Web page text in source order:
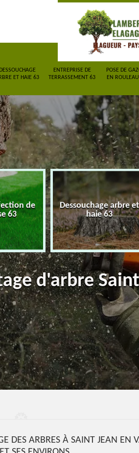
DESSOUCHAGE
ET HAIE 63
ENTREPRISE DE
TERRASSEMENT 63
POSE DE
EN
de
63
Dessouchage arbre et
haie 63
d'arbre Saint
DES ARBRES À SAINT JEAN EN